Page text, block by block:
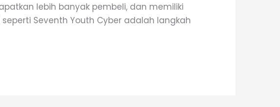
lebih banyak pembeli, dan memiliki
Seventh Youth Cyber adalah langkah